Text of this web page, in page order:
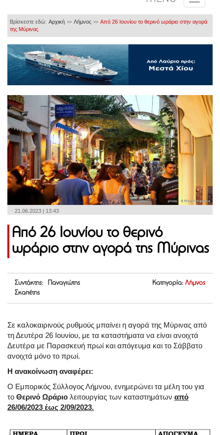
Βρίσκεστε εδώ: Αρχική >> Λήμνος >> Από 26 Ιουνίου το θερινό ωράριο στην αγορά
της Μύρινας
21.06.2023 | 13:43
Από 26 Ιουνίου το θερινό
ωράριο στην αγορά της Μύρινας
Συντάκτης: Παναγιώτης
Σκαπέτης
Κατηγορία: Λήμνος
Σε καλοκαιρινούς ρυθμούς μπαίνει η αγορά της Μύρινας από
τη Δευτέρα 26 Ιουνίου, με τα καταστήματα να είναι ανοιχτά
Δευτέρα με Παρασκευή πρωί και απόγευμα και το Σάββατο
ανοιχτά μόνο το πρωί.
Η ανακοίνωση αναφέρει:
Ο Εμπορικός Σύλλογος Λήμνου, ενημερώνει τα μέλη του για
το Θερινό Ωράριο λειτουργίας των καταστημάτων από
26/06/2023 έως 2/09/2023.